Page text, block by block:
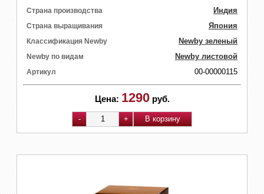
Страна производства Индия
Страна выращивания Япония
Классификация Newby Newby зеленый
Newby по видам Newby листовой
Артикул 00-00000115
Цена: 1290 руб.